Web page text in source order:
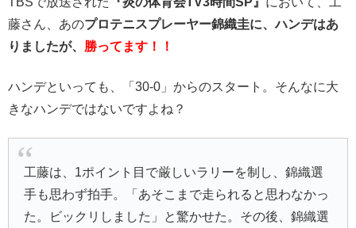
藤さん、あのプロテニスプレーヤー錦織圭に、ハンデはあ
りましたが、 勝ってます！！
ハンデといっても、「30-0」からのスタート。そんなに大
きなハンデではないですよね？
工藤は、1ポイント目で厳しいラリーを制し、錦織選
手も思わず拍手。「あそこまで走られると思わなかっ
た。ビックリしました」と驚かせた。その後、錦織選